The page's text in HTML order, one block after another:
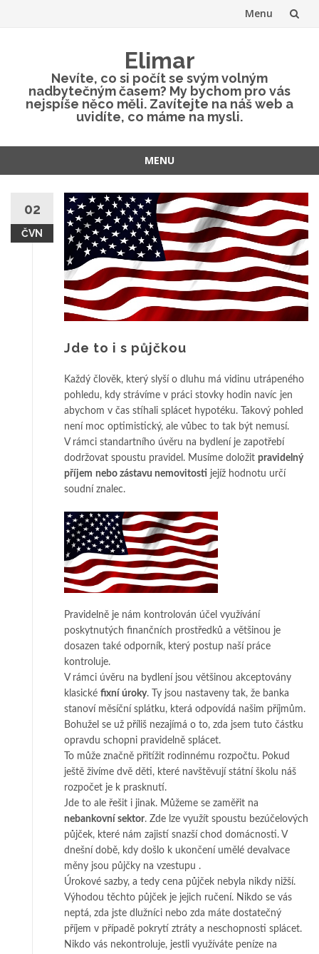
Menu
obsah
Elimar
Nevíte, co si počít se svým volným
nadbytečným časem? My bychom pro vás
nejspíše něco měli. Zavítejte na náš web a
uvidíte, co máme na mysli.
MENU
obsah02
ČVN
Jde to i s půjčkou
Každý člověk, který slyší o dluhu má vidinu utrápeného
pohledu, kdy strávíme v práci stovky hodin navíc jen
abychom v čas stíhali splácet hypotéku. Takový pohled
není moc optimistický, ale vůbec to tak být nemusí.
V rámci standartního úvěru na bydlení je zapotřebí
dodržovat spoustu pravidel. Musíme doložit pravidelný
příjem nebo zástavu nemovitosti jejíž hodnotu určí
soudní znalec.
Pravidelně je nám kontrolován účel využívání
poskytnutých finančních prostředků a většinou je
dosazen také odporník, který postup naší práce
kontroluje.
V rámci úvěru na bydlení jsou většinou akceptovány
klasické fixní úroky. Ty jsou nastaveny tak, že banka
stanoví měsíční splátku, která odpovídá našim příjmům.
Bohužel se už příliš nezajímá o to, zda jsem tuto částku
opravdu schopni pravidelně splácet.
To může značně přitížit rodinnému rozpočtu. Pokud
ještě živíme dvě děti, které navštěvují státní školu náš
rozpočet je k prasknutí.
Jde to ale řešit i jinak. Můžeme se zaměřit na
nebankovní sektor. Zde lze využít spoustu bezúčelových
půjček, které nám zajistí snazší chod domácnosti. V
dnešní době, kdy došlo k ukončení umělé devalvace
měny jsou půjčky na vzestupu .
Úrokové sazby, a tedy cena půjček nebyla nikdy nižší.
Výhodou těchto půjček je jejich ručení. Nikdo se vás
neptá, zda jste dlužníci nebo zda máte dostatečný
příjem v případě pokrytí ztráty a neschopnosti splácet.
Nikdo vás nekontroluje, jestli využíváte peníze na